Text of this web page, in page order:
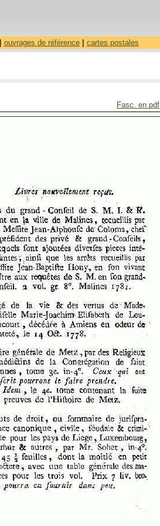
ouvrages de référence| cartes postales
Fasc. en pdf